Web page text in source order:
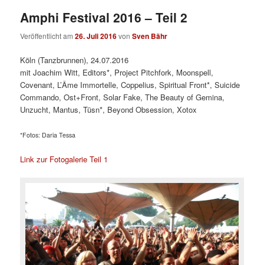
Amphi Festival 2016 – Teil 2
Veröffentlicht am26. Juli 2016vonSven Bähr
Köln (Tanzbrunnen), 24.07.2016
mit Joachim Witt, Editors*, Project Pitchfork, Moonspell,
Covenant, L’Âme Immortelle, Coppelius, Spiritual Front*, Suicide
Commando, Ost+Front, Solar Fake, The Beauty of Gemina,
Unzucht, Mantus, Tüsn*, Beyond Obsession, Xotox
*Fotos: Daria Tessa
Link zur Fotogalerie Teil 1